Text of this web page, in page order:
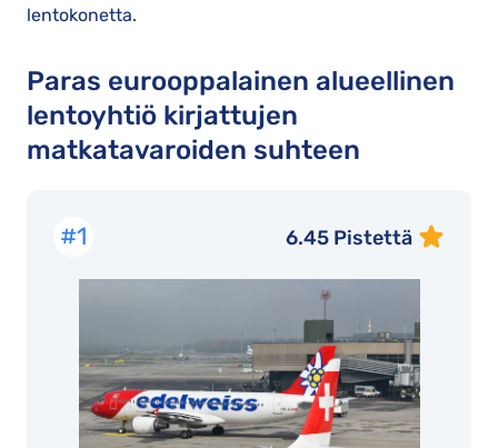
lentokonetta.
Paras eurooppalainen alueellinen
lentoyhtiö kirjattujen
matkatavaroiden suhteen
#1 6.45 Pistettä